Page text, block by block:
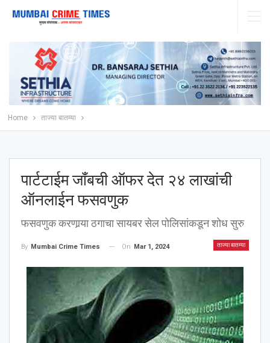
Home ताज्या बातम्या
पार्टटाईम जॉंबची ऑफर देत २४ लाखांची
ऑनलाईन फसवणुक
फसवणुक करणार्‍या ठगाचा सायबर सेल पोलिसांकडून शोध सुरु
ताज्या बातम्या
By Mumbai Crime Times On Mar 1, 2024